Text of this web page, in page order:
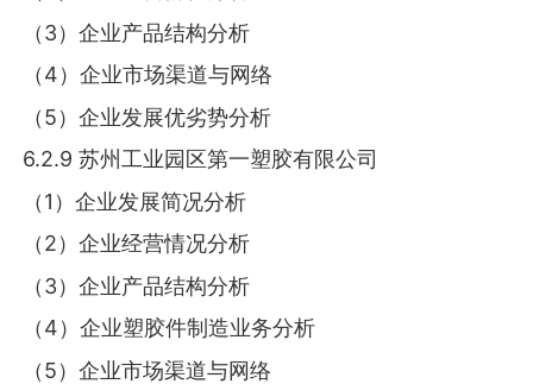
（3）企业产品结构分析
（4）企业市场渠道与网络
（5）企业发展优劣势分析
6.2.9 苏州工业园区第一塑胶有限公司
（1）企业发展简况分析
（2）企业经营情况分析
（3）企业产品结构分析
（4）企业塑胶件制造业务分析
（5）企业市场渠道与网络